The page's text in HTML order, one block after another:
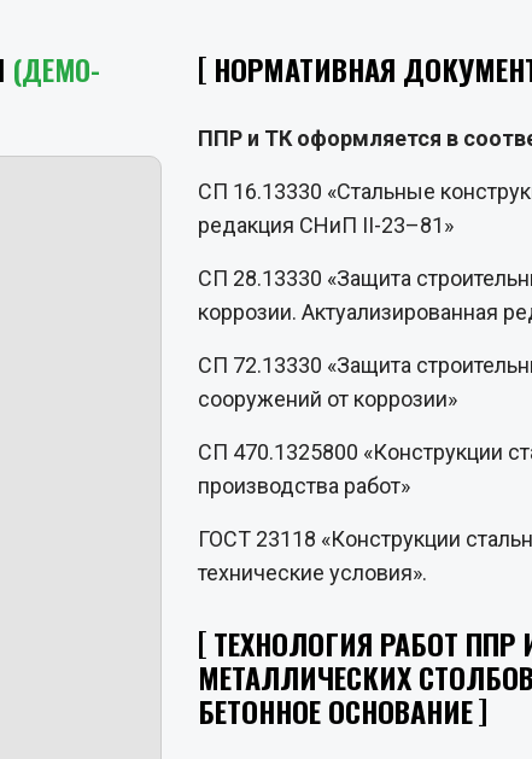
(ДЕМО- НОРМАТИВНАЯ
ППР и ТК оформляется в
СП 16.13330 «Стальные
редакция СНиП II-23–81»
СП 28.13330 «Защита
коррозии. Актуализированная
СП 72.13330 «Защита
сооружений от коррозии»
СП 470.1325800 «Конструкции
производства работ»
ГОСТ 23118 «Конструкции
технические условия».
ТЕХНОЛОГИЯ РАБОТ ППР
МЕТАЛЛИЧЕСКИХ
БЕТОННОЕ ОСНОВАНИЕ